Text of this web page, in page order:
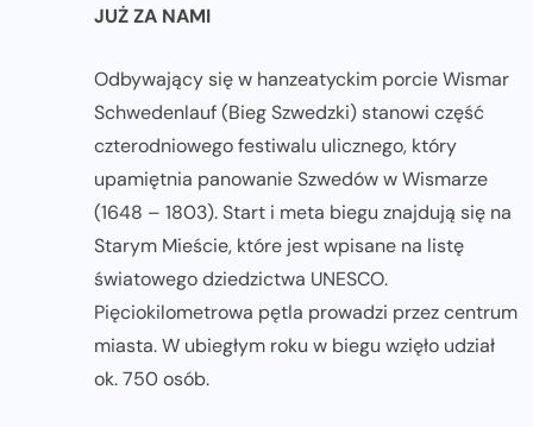
JUŻ ZA NAMI
Odbywający się w hanzeatyckim porcie Wismar
Schwedenlauf (Bieg Szwedzki) stanowi część
czterodniowego festiwalu ulicznego, który
upamiętnia panowanie Szwedów w Wismarze
(1648 – 1803). Start i meta biegu znajdują się na
Starym Mieście, które jest wpisane na listę
światowego dziedzictwa UNESCO.
Pięciokilometrowa pętla prowadzi przez centrum
miasta. W ubiegłym roku w biegu wzięło udział
ok. 750 osób.